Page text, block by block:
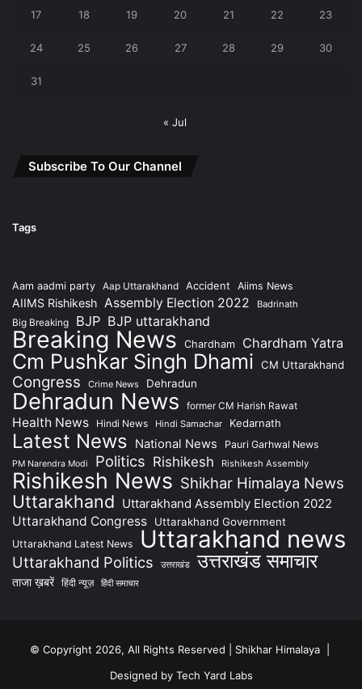
17 18 19 20 21 22 23
24 25 26 27 28 29 30
31
« Jul
Subscribe To Our Channel
Tags
Aam aadmi party Aap Uttarakhand Accident Aiims News
AIIMS Rishikesh Assembly Election 2022 Badrinath
Big Breaking BJP BJP uttarakhand
Breaking News Chardham Chardham Yatra
Cm Pushkar Singh Dhami CM Uttarakhand
Congress Crime News Dehradun
Dehradun News former CM Harish Rawat
Health News Hindi News Hindi Samachar Kedarnath
Latest News National News Pauri Garhwal News
PM Narendra Modi Politics Rishikesh Rishikesh Assembly
Rishikesh News Shikhar Himalaya News
Uttarakhand Uttarakhand Assembly Election 2022
Uttarakhand Congress
Uttarakhand Government
Uttarakhand Latest News Uttarakhand news
Uttarakhand Politics उत्तराखंड उत्तराखंड समाचार
ताजा ख़बरें हिंदी न्यूज़ हिंदी समाचार
© Copyright 2026, All Rights Reserved | Shikhar Himalaya |
Designed by Tech Yard Labs